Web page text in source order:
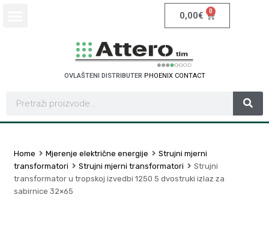
0,00€ 0
OVLAŠTENI DISTRIBUTER PHOENIX CONTACT
Home Mjerenje električne energije
Strujni mjerni
transformatori
Strujni mjerni transformatori
Strujni
transformator u tropskoj izvedbi 1250 5 dvostruki izlaz za
sabirnice 32×65